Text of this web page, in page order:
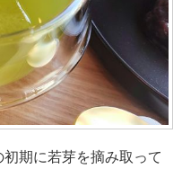
期に若芽を摘み取って